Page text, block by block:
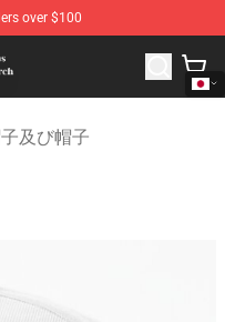
over $100
Shop
及び帽子